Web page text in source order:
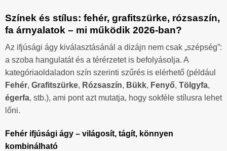
Színek és stílus: fehér, grafitszürke, rózsaszín,
fa árnyalatok – mi működik 2026-ban?
Az ifjúsági ágy kiválasztásánál a dizájn nem csak „szépség”:
a szoba hangulatát és a térérzetet is befolyásolja. A
kategóriaoldaladon szín szerinti szűrés is elérhető (például
Fehér, Grafitszürke, Rózsaszín, Bükk, Fenyő, Tölgyfa,
égerfa, stb.), ami pont azt mutatja, hogy sokféle stílusra lehet
lőni.
Fehér ifjúsági ágy – világosít, tágít, könnyen
kombinálható